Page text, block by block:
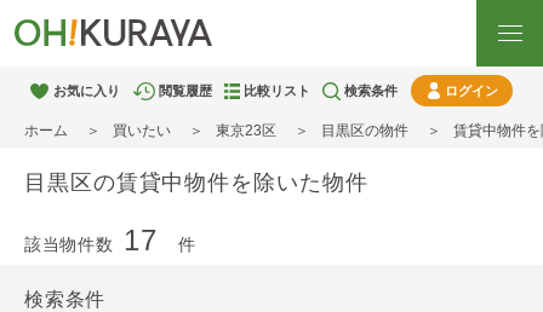
お気に入り 閲覧履歴 比較リスト 検索条件 ログイン
ホーム 買いたい 東京23区 目黒区の物件 賃貸中物件
目黒区の賃貸中物件を除いた物件
該当物件数 17 件
検索条件